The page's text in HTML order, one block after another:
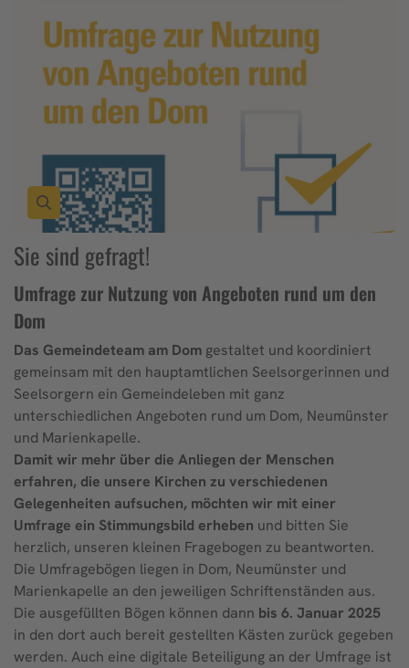
Sie sind gefragt!
Umfrage zur Nutzung von Angeboten rund um den
Dom
Das Gemeindeteam am Dom gestaltet und koordiniert
gemeinsam mit den hauptamtlichen Seelsorgerinnen und
Seelsorgern ein Gemeindeleben mit ganz
unterschiedlichen Angeboten rund um Dom, Neumünster
und Marienkapelle.
Damit wir mehr über die Anliegen der Menschen
erfahren, die unsere Kirchen zu verschiedenen
Gelegenheiten aufsuchen, möchten wir mit einer
Umfrage ein Stimmungsbild erheben und bitten Sie
herzlich, unseren kleinen Fragebogen zu beantworten.
Die Umfragebögen liegen in Dom, Neumünster und
Marienkapelle an den jeweiligen Schriftenständen aus.
Die ausgefüllten Bögen können dann bis 6. Januar 2025
in den dort auch bereit gestellten Kästen zurück gegeben
werden. Auch eine digitale Beteiligung an der Umfrage ist